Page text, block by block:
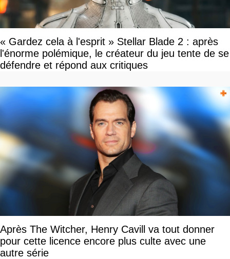
« Gardez cela à l'esprit » Stellar Blade 2 : après
l'énorme polémique, le créateur du jeu tente de se
défendre et répond aux critiques
Après The Witcher, Henry Cavill va tout donner
pour cette licence encore plus culte avec une
autre série